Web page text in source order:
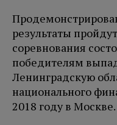
результаты
соревнования
победителям
Ленинградскую
национального
2018 году в Москве.